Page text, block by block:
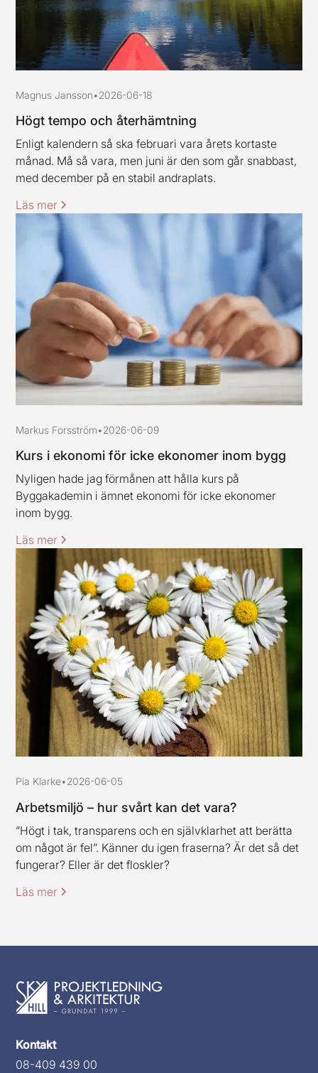
Magnus Jansson•2026-06-18
Högt tempo och återhämtning
Enligt kalendern så ska februari vara årets kortaste
månad. Må så vara, men juni är den som går snabbast,
med december på en stabil andraplats.
Läs mer
Markus Forsström•2026-06-09
Kurs i ekonomi för icke ekonomer inom bygg
Nyligen hade jag förmånen att hålla kurs på
Byggakademin i ämnet ekonomi för icke ekonomer
inom bygg.
Läs mer
Pia Klarke•2026-06-05
Arbetsmiljö – hur svårt kan det vara?
”Högt i tak, transparens och en självklarhet att berätta
om något är fel”. Känner du igen fraserna? Är det så det
fungerar? Eller är det floskler?
Läs mer
Kontakt
08-409 439 00